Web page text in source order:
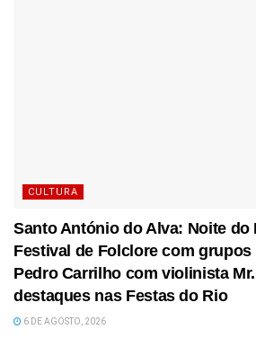
CULTURA
Santo António do Alva: Noite do
Festival de Folclore com
Pedro Carrilho com violinista
destaques nas Festas do Rio
6 DE AGOSTO, 2026